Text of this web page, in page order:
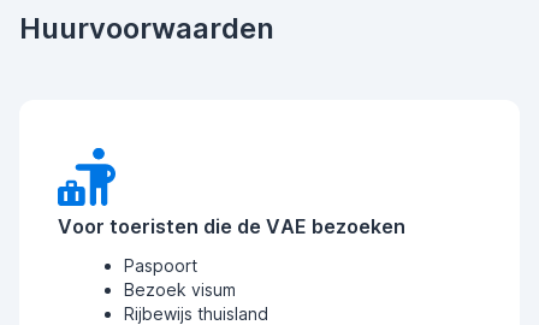
Huurvoorwaarden
Voor toeristen die de VAE bezoeken
Paspoort
Bezoek visum
Rijbewijs thuisland